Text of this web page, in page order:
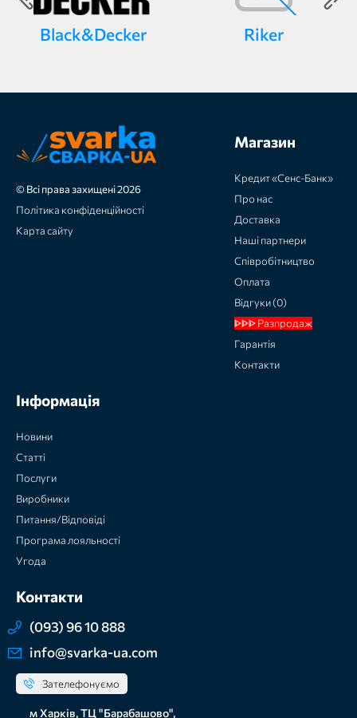
Black&Decker Riker
© Всі права захищені 2026
Політика конфіденційності
Карта сайту
Магазин
Кредит «Сенс-Банк»
Про нас
Доставка
Наші партнери
Співробітництво
Оплата
Відгуки (0)
ᐈᐈᐈ Разпродаж
Гарантія
Контакти
Інформація
Новини
Статті
Послуги
Виробники
Питання/Відповіді
Програма лояльності
Угода
Контакти
(093) 96 10 888
info@svarka-ua.com
Зателефонуємо
м Харків, ТЦ "Барабашово",